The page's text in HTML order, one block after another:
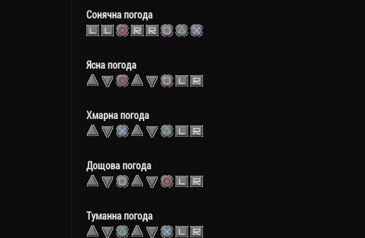
Сонячна погода
Ясна погода
Хмарна погода
Дощова погода
Туманна погода